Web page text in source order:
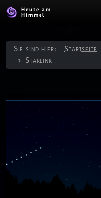
Heute am
Himmel
Sie sind hier: Startseite
Starlink